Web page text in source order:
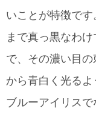
いことが特徴で
まで真っ黒なわ
で、その濃い目
から青白く光る
ブルーアイリス